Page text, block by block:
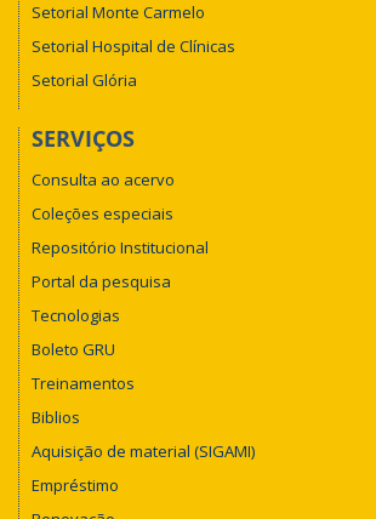
Setorial Monte Carmelo
Setorial Hospital de Clínicas
Setorial Glória
SERVIÇOS
Consulta ao acervo
Coleções especiais
Repositório Institucional
Portal da pesquisa
Tecnologias
Boleto GRU
Treinamentos
Biblios
Aquisição de material (SIGAMI)
Empréstimo